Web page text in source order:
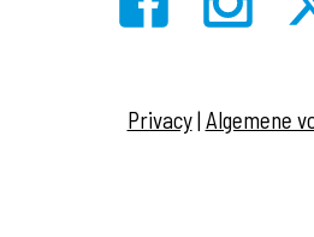
Privacy| Algemene